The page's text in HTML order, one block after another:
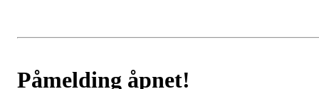
Påmelding åpnet!